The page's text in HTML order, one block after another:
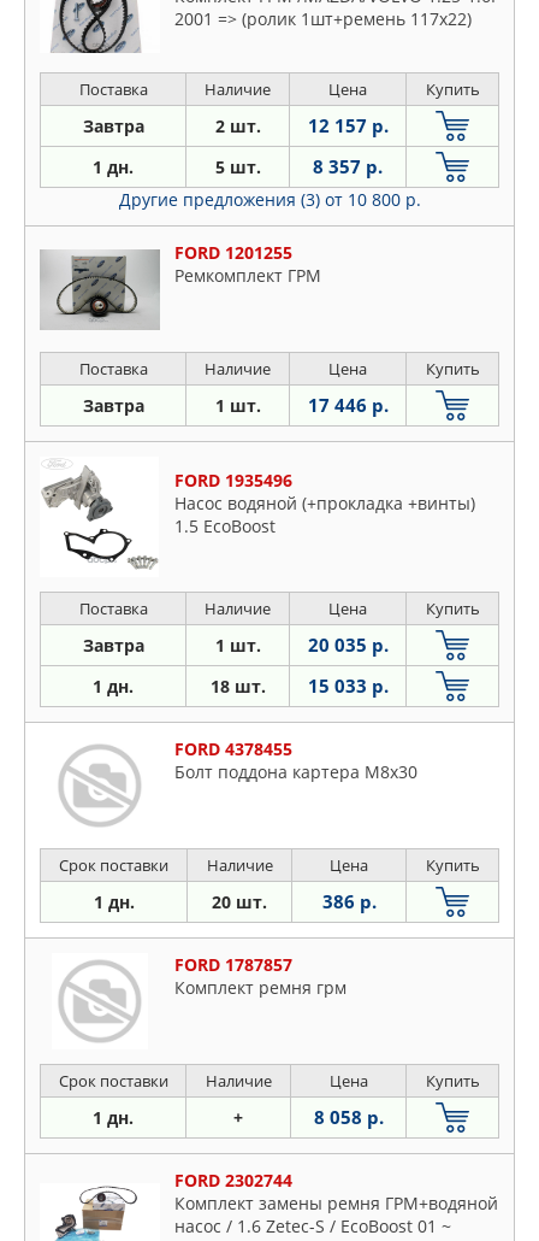
2001 => (ролик 1шт+ремень 117x22)
Поставка Наличие Цена Купить
Завтра 2 шт. 12 157 р.
1 дн. 5 шт. 8 357 р.
Другие предложения (3) от 10 800 р.
FORD 1201255
Ремкомплект ГРМ
Поставка Наличие Цена Купить
Завтра 1 шт. 17 446 р.
FORD 1935496
Насос водяной (+прокладка +винты)
1.5 EcoBoost
Поставка Наличие Цена Купить
Завтра 1 шт. 20 035 р.
1 дн. 18 шт. 15 033 р.
FORD 4378455
Болт поддона картера M8x30
Срок поставки Наличие Цена Купить
1 дн. 20 шт. 386 р.
FORD 1787857
Комплект pемня гpм
Срок поставки Наличие Цена Купить
1 дн. + 8 058 р.
FORD 2302744
Комплект замены ремня ГРМ+водяной
насос / 1.6 Zetec-S / EcoBoost 01 ~